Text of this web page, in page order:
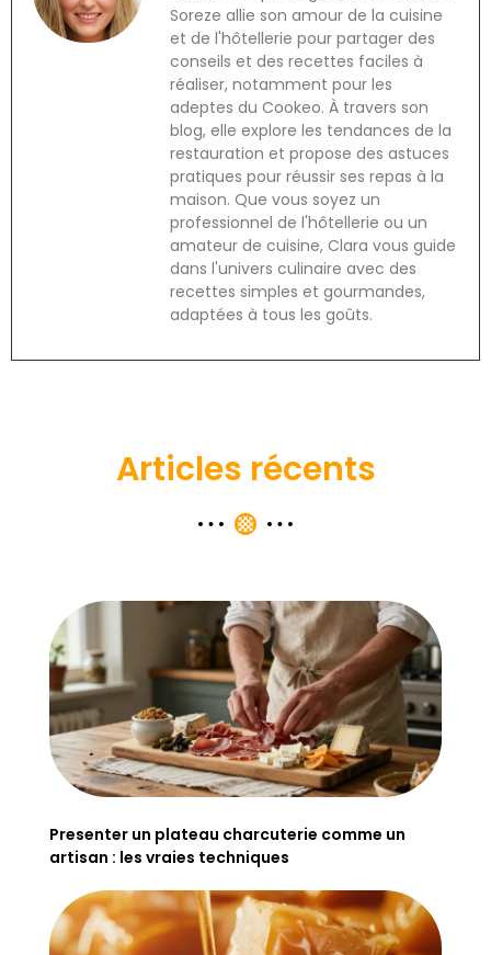
Soreze allie son amour de la cuisine
et de l'hôtellerie pour partager des
conseils et des recettes faciles à
réaliser, notamment pour les
adeptes du Cookeo. À travers son
blog, elle explore les tendances de la
restauration et propose des astuces
pratiques pour réussir ses repas à la
maison. Que vous soyez un
professionnel de l'hôtellerie ou un
amateur de cuisine, Clara vous guide
dans l'univers culinaire avec des
recettes simples et gourmandes,
adaptées à tous les goûts.
Articles récents
Presenter un plateau charcuterie comme un
artisan : les vraies techniques